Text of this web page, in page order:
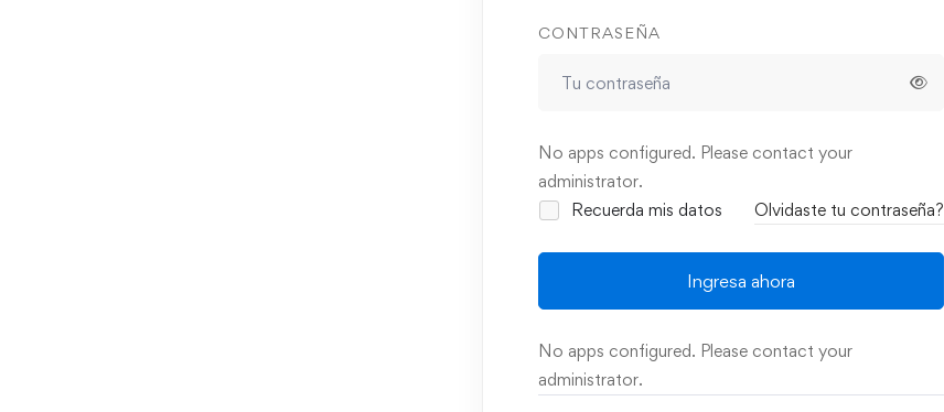
CONTRASEÑA
No apps configured. Please contact your
administrator.
Recuerda mis datos
Olvidaste tu contraseña?
Ingresa ahora
No apps configured. Please contact your
administrator.